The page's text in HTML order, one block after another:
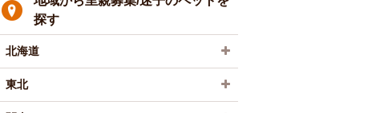
探す
北海道
東北